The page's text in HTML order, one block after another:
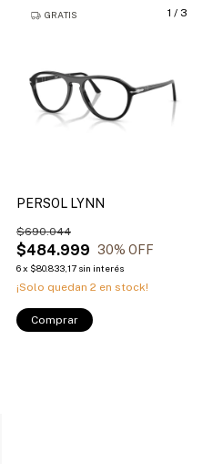
1 / 3
GRATIS
PERSOL LYNN
$484.999
$690.044
30% OFF
6x $80.833,17 sin interés
¡Solo quedan 2 en stock!
Comprar